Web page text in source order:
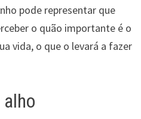
pode representar que
o quão importante é o
vida, o que o levará a fazer